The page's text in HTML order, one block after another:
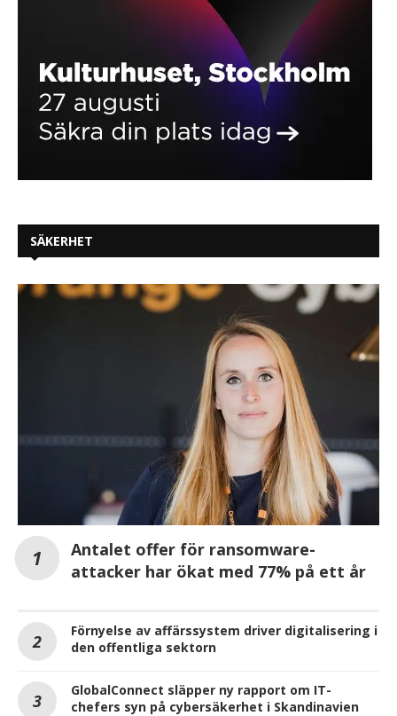
SÄKERHET
Antalet offer för ransomware-
attacker har ökat med 77% på ett år
Förnyelse av affärssystem driver digitalisering i
den offentliga sektorn
GlobalConnect släpper ny rapport om IT-
chefers syn på cybersäkerhet i Skandinavien